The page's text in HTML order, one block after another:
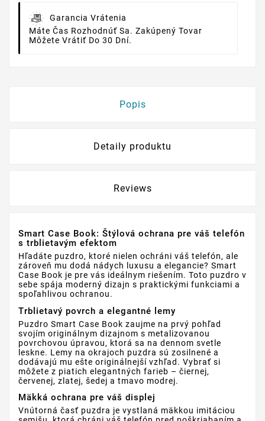
Garancia Vrátenia
Máte Čas Rozhodnúť Sa. Zakúpený Tovar
Môžete Vrátiť Do 30 Dní.
Popis
Detaily produktu
Reviews
Smart Case Book: Štýlová ochrana pre váš telefón
s trblietavým efektom
Hľadáte puzdro, ktoré nielen ochráni váš telefón, ale
zároveň mu dodá nádych luxusu a elegancie? Smart
Case Book je pre vás ideálnym riešením. Toto puzdro v
sebe spája moderný dizajn s praktickými funkciami a
spoľahlivou ochranou.
Trblietavý povrch a elegantné lemy
Puzdro Smart Case Book zaujme na prvý pohľad
svojím originálnym dizajnom s metalizovanou
povrchovou úpravou, ktorá sa na dennom svetle
leskne. Lemy na okrajoch puzdra sú zosilnené a
dodávajú mu ešte originálnejší vzhľad. Vybrať si
môžete z piatich elegantných farieb – čiernej,
červenej, zlatej, šedej a tmavo modrej.
Mäkká ochrana pre váš displej
Vnútorná časť puzdra je vystlaná mäkkou imitáciou